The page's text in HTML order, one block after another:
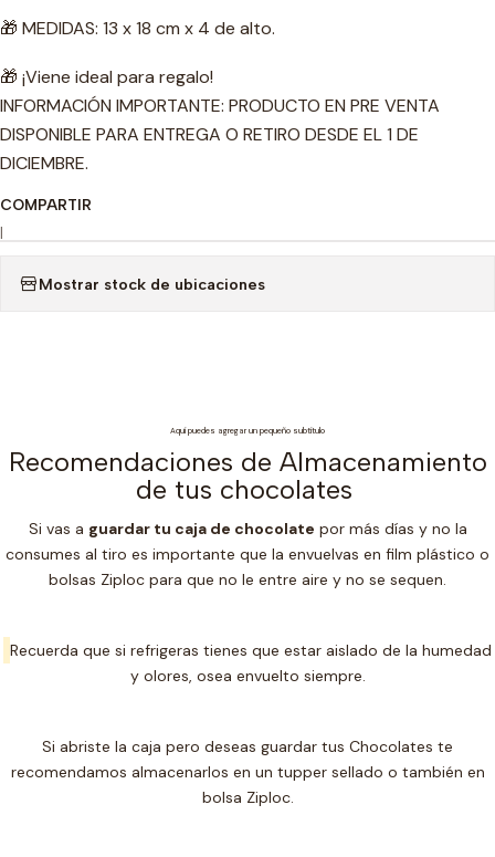
🎁 MEDIDAS: 13 x 18 cm x 4 de alto.
🎁 ¡Viene ideal para regalo!
INFORMACIÓN IMPORTANTE: PRODUCTO EN PRE VENTA
DISPONIBLE PARA ENTREGA O RETIRO DESDE EL 1 DE
DICIEMBRE.
COMPARTIR
|
Mostrar stock de ubicaciones
Aquí puedes agregar un pequeño subtítulo
Recomendaciones de Almacenamiento
de tus chocolates
Si vas a guardar tu caja de chocolate por más días y no la
consumes al tiro es importante que la envuelvas en film plástico o
bolsas Ziploc para que no le entre aire y no se sequen.
Recuerda que si refrigeras tienes que estar aislado de la humedad
y olores, osea envuelto siempre.
Si abriste la caja pero deseas guardar tus Chocolates te
recomendamos almacenarlos en un tupper sellado o también en
bolsa Ziploc.